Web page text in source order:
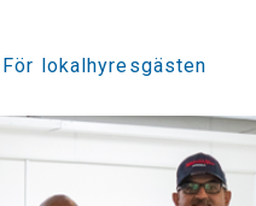
För lokalhyresgästen